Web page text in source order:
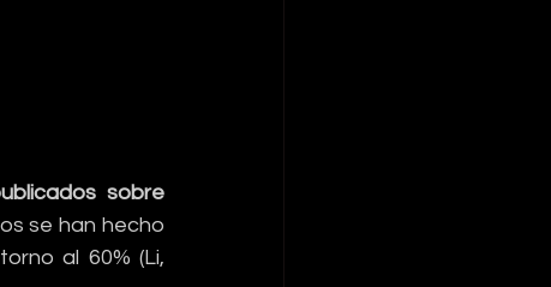
sobre
se han hecho
al 60% (Li,